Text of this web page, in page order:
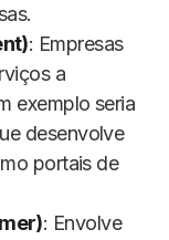
: Empresas
a
exemplo seria
desenvolve
portais de
: Envolve